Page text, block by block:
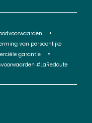
van persoonlijke
garantie
#LaRedoute